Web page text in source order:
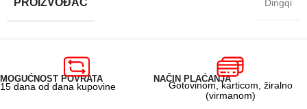
PROIZVOĐAČ Dingqi
MOGUĆNOST POVRATA
15 dana od dana kupovine
NAČIN PLAĆANJA
Gotovinom, karticom, žiralno
(virmanom)